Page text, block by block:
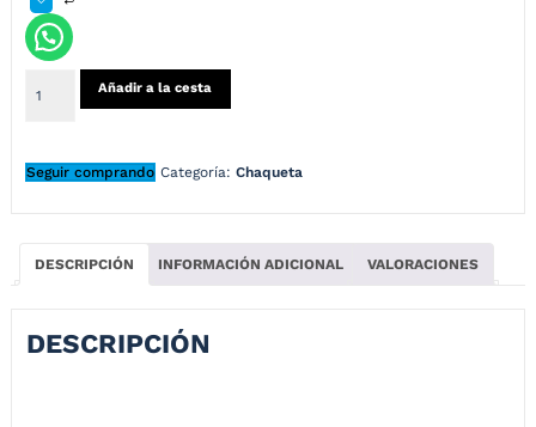
Añadir a la cesta
Seguir comprando Categoría: Chaqueta
DESCRIPCIÓN INFORMACIÓN ADICIONAL VALORACIONES
DESCRIPCIÓN